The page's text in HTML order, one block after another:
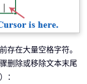
存在大量空格字符。
删除或移除文本末尾
：